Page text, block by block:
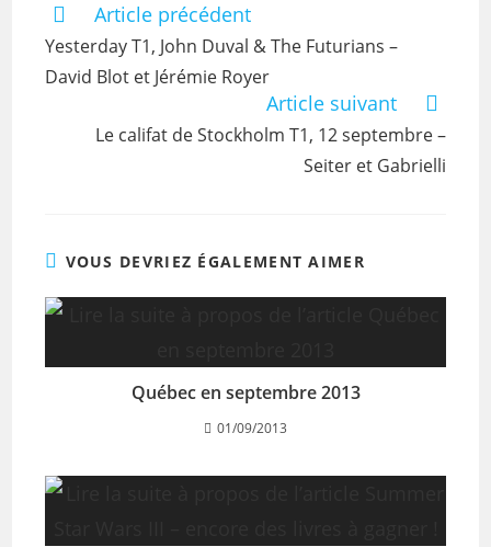
Article précédent
Yesterday T1, John Duval & The Futurians –
David Blot et Jérémie Royer
Article suivant
Le califat de Stockholm T1, 12 septembre –
Seiter et Gabrielli
VOUS DEVRIEZ ÉGALEMENT AIMER
Québec en septembre 2013
01/09/2013